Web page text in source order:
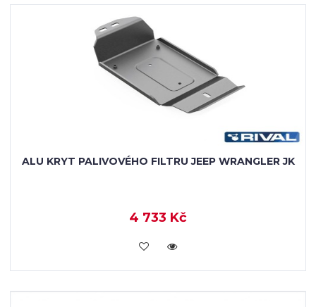
ALU KRYT PALIVOVÉHO FILTRU JEEP WRANGLER JK
4 733 Kč
KOUPIT